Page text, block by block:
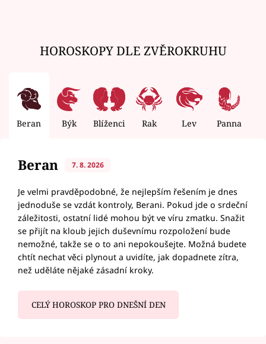
HOROSKOPY DLE ZVĚROKRUHU
Beran Býk Blíženci Rak Lev Panna
Beran 7. 8. 2026
Je velmi pravděpodobné, že nejlepším řešením je dnes
jednoduše se vzdát kontroly, Berani. Pokud jde o srdeční
záležitosti, ostatní lidé mohou být ve víru zmatku. Snažit
se přijít na kloub jejich duševnímu rozpoložení bude
nemožné, takže se o to ani nepokoušejte. Možná budete
chtít nechat věci plynout a uvidíte, jak dopadnete zítra,
než uděláte nějaké zásadní kroky.
CELÝ HOROSKOP PRO DNEŠNÍ DEN